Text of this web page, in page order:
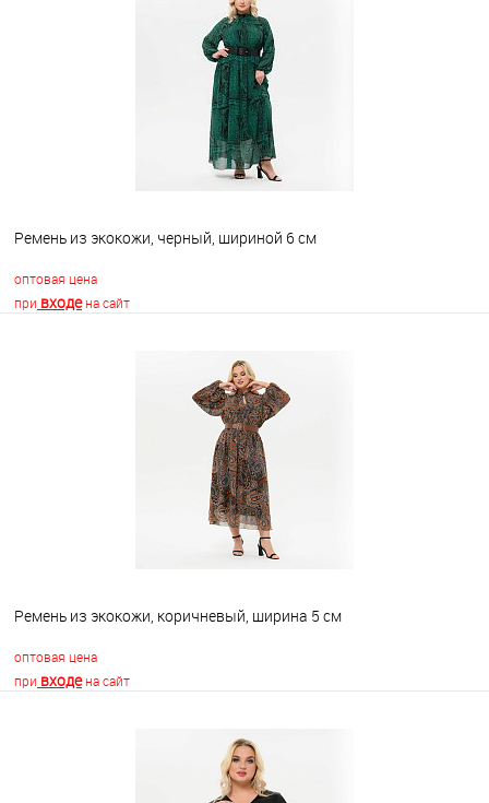
Ремень из экокожи, черный, шириной 6 см
оптовая цена
при входена сайт
В корзину
Ремень из экокожи, коричневый, ширина 5 см
оптовая цена
при входена сайт
В корзину